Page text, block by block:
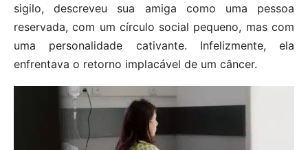
sigilo, descreveu sua amiga como uma pessoa
reservada, com um círculo social pequeno, mas com
uma personalidade cativante. Infelizmente, ela
enfrentava o retorno implacável de um câncer.